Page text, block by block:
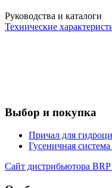
Руководства и каталоги
Технические
Выбор и покупка
Причал для
Гусеничная
Сайт дистрибьютора